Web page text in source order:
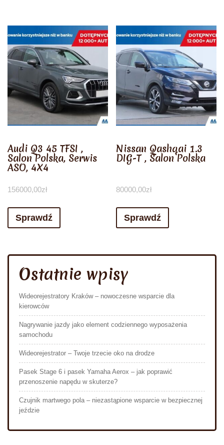
Audi Q3 45 TFSI ,
Salon Polska, Serwis
ASO, 4X4
156000,00zł
Sprawdź
Nissan Qashqai 1.3
DIG-T , Salon Polska
80000,00zł
Sprawdź
Ostatnie wpisy
Wideorejestratory Kraków – nowoczesne wsparcie dla
kierowców
Nagrywanie jazdy jako element codziennego wyposażenia
samochodu
Wideorejestrator – Twoje trzecie oko na drodze
Pasek Stage 6 i pasek Yamaha Aerox – jak poprawić
przenoszenie napędu w skuterze?
Czujnik martwego pola – niezastąpione wsparcie w bezpiecznej
jeździe